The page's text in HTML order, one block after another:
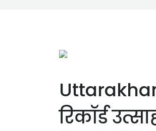
रिकॉर्ड